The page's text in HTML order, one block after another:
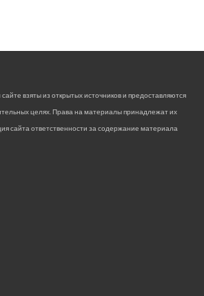
взяты из открытых источников и предоставляются
целях. Права на материалы принадлежат их
сайта ответственности за содержание материала